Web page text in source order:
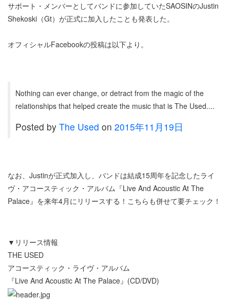
サポート・メンバーとしてバンドに参加していたSAOSINのJustin
Shekoski（Gt）が正式に加入したことも発表した。
オフィシャルFacebookの投稿は以下より。
Nothing can ever change, or detract from the magic of the
relationships that helped create the music that is The Used....
Posted by The Used on 2015年11月19日
なお、Justinが正式加入し、バンドは結成15周年を記念したライ
ヴ・アコースティック・アルバム『Live And Acoustic At The
Palace』を来年4月にリリースする！こちらも併せて要チェック！
▼リリース情報
THE USED
アコースティック・ライヴ・アルバム
『Live And Acoustic At The Palace』(CD/DVD)